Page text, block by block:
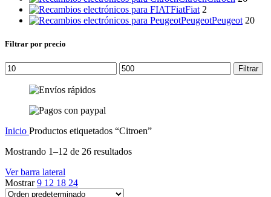
FiatFiat 2
PeugeotPeugeot 20
Filtrar por precio
Precio
mínimo
Precio
máximo
Filtrar
Inicio Productos etiquetados “Citroen”
Mostrando 1–12 de 26 resultados
Ver barra lateral
Mostrar9 12 18 24